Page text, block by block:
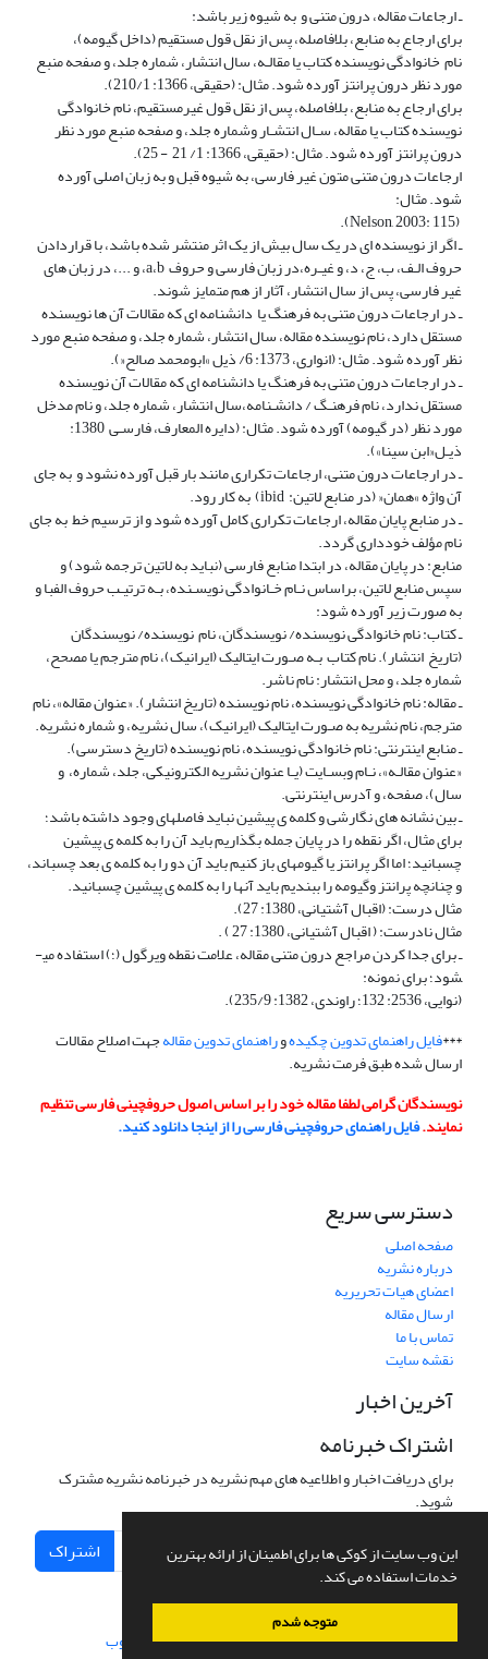
این وب سایت از کوکی ها برای اطمینان از ارائه بهترین
خدمات استفاده می کند.
متوجه شدم
ـ ارجاعات مقاله، درون متنی و به شیوه زیر باشد:
برای ارجاع به منابع، بلافاصله، پس از نقل قول مستقیم (داخل گیومه)،
نام خانوادگی نویسنده کتاب یا مقالـه، سال انتشار، شماره جلد، و صفحه منبع
مورد نظر درون پرانتز آورده شود. مثال: (حقیقی،1366
:
1
/
210
).
برای ارجاع به منابع، بلافاصله، پس از نقل قول غیرمستقیم، نام خانوادگی
نویسنده کتاب یا مقاله، سـال انتشـار وشماره جلد، و صفحه منبع مورد نظر
درون پرانتز آورده شود. مثال: (حقیقی،1366
:
1
/
21
-
25
).
ارجاعات درون متنی متون غیر فارسی، به شیوه قبل و به زبان اصلی آورده
شود. مثال:
(
115
Nelson, 2003:
).
ـ اگر از نویسنده ای در یک سال بیش از یک اثر منتشر شده باشد، با قراردادن
حروف الـف، ب، ج، د، و غیـره،در زبان فارسی و حروفb،a، و ...، در زبان های
غیر فارسی، پس از سال انتشار، آثار از هم متمایز شوند.
ـ در ارجاعات درون متنی به فرهنگ یا دانشنامه ای که مقالات آن ها نویسنده
مستقل دارد، نام نویسنده مقاله، سال انتشار، شماره جلد، و صفحه منبع مورد
نظر آورده شود. مثال: (انواری،1373
:
6/ ذیل »ابومحمد صالح«).
ـ در ارجاعات درون متنی به فرهنگ یا دانشنامه ای که مقالات آن نویسنده
مستقل ندارد، نام فرهنـگ / دانشـنامه،سال انتشار، شماره جلد، و نام مدخل
مورد نظر (در گیومه) آورده شود. مثال: (دایره المعارف، فارسـی1380
:
ذیـل«ابن سینا»).
ـ در ارجاعات درون متنی، ارجاعات تکراری مانند بار قبل آورده نشود و به جای
آن واژه »همان« (در منابع لاتین:ibid) به کار رود.
ـ در منابع پایان مقاله، ارجاعات تکراری کامل آورده شود و از ترسیم خط به جای
نام مؤلف خودداری گردد.
منابع: در پایان مقاله، در ابتدا منابع فارسی (نباید به لاتین ترجمه شود) و
سپس منابع لاتین، براساس نـام خـانوادگی نویسـنده، بـه ترتیـب حروف الفبا و
به صورت زیر آورده شود:
ـ کتاب: نام خانوادگی نویسنده/ نویسندگان، نام نویسنده/ نویسندگان
(تاریخ انتشار). نام کتاب بـه صـورت ایتالیک (ایرانیک)، نام مترجم یا مصحح،
شماره جلد، و محل انتشار: نام ناشر.
ـ مقاله: نام خانوادگی نویسنده، نام نویسنده (تاریخ انتشار). «عنوان مقاله»، نام
مترجم، نام نشریه به صـورت ایتالیک (ایرانیک)، سال نشریه، و شماره نشریه.
ـ منابع اینترنتی: نام خانوادگی نویسنده، نام نویسنده (تاریخ دسترسی).
«عنوان مقالـه»، نـام وب­سـایت (یـا عنوان نشریه الکترونیکی، جلد، شماره، و
سال)، صفحه، و آدرس اینترنتی.
ـ بین نشانه ­های نگارشی و کلمه ­ی پیشین نباید فاصله­ای وجود داشته باشد؛
برای مثال، اگر نقطه را در پایان جمله بگذاریم باید آن را به کلمه ­ی پیشین
چسبانید؛ اما اگر پرانتز یا گیومه­ای باز کنیم باید آن دو را به کلمه­ ی بعد چسباند،
و چنانچه پرانتز وگیومه را ببندیم باید آن­ها را به کلمه­ ی پیشین چسبانید.
مثال درست: (اقبال آشتیانی، 1380: 27).
مثال نادرست: ( اقبال آشتیانی، 1380: 27 ) .
ـ برای جدا کردن مراجع درون متنی مقاله، علامت نقطه ویرگول (؛) استفاده می­
شود؛ برای نمونه:
(نوایی، 2536: 132؛ راوندی، 1382: 9/‏235).
***فایل راهنمای تدوین چکیدهوراهنمای تدوین مقالهجهت اصلاح مقالات
ارسال شده طبق فرمت نشریه.
نویسندگان گرامی لطفا مقاله خود را بر اساس اصول حروفچینی فارسی تنظیم
نمایند.فایل راهنمای حروفچینی فارسی را از اینجا دانلود کنید.
دسترسی سریع
صفحه اصلی
درباره نشریه
اعضای هیات تحریریه
ارسال مقاله
تماس با ما
نقشه سایت
آخرین اخبار
اشتراک خبرنامه
برای دریافت اخبار و اطلاعیه های مهم نشریه در خبرنامه نشریه مشترک
شوید.
اشتراک
سامانه مدیریت نشریات علمی.طراحی و پیاده سازی از سیناوب